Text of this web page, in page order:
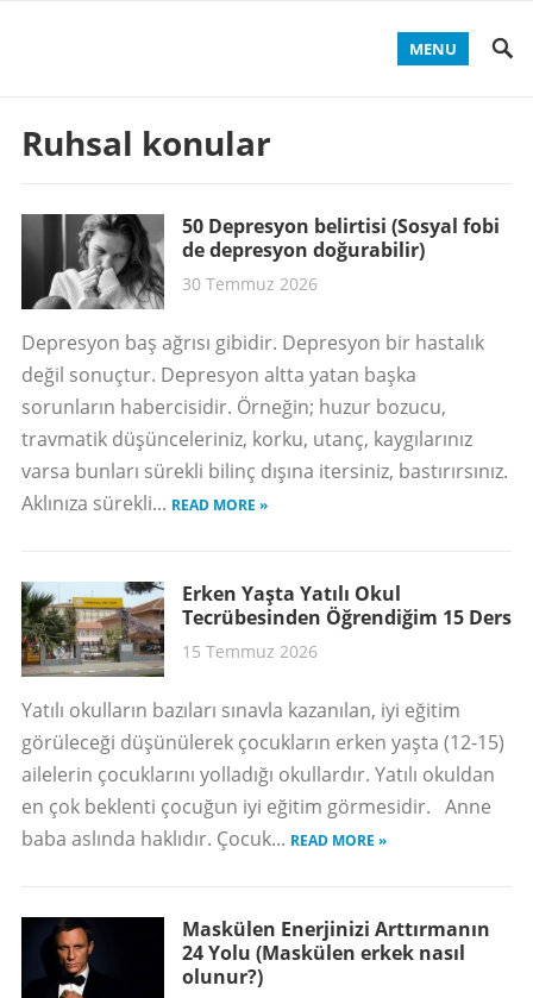
MENU
Ruhsal konular
50 Depresyon belirtisi (Sosyal fobi
de depresyon doğurabilir)
30 Temmuz 2026
Depresyon baş ağrısı gibidir. Depresyon bir hastalık
değil sonuçtur. Depresyon altta yatan başka
sorunların habercisidir. Örneğin; huzur bozucu,
travmatik düşünceleriniz, korku, utanç, kaygılarınız
varsa bunları sürekli bilinç dışına itersiniz, bastırırsınız.
Aklınıza sürekli... READ MORE »
Erken Yaşta Yatılı Okul
Tecrübesinden Öğrendiğim 15 Ders
15 Temmuz 2026
Yatılı okulların bazıları sınavla kazanılan, iyi eğitim
görüleceği düşünülerek çocukların erken yaşta (12-15)
ailelerin çocuklarını yolladığı okullardır. Yatılı okuldan
en çok beklenti çocuğun iyi eğitim görmesidir. Anne
baba aslında haklıdır. Çocuk... READ MORE »
Maskülen Enerjinizi Arttırmanın
24 Yolu (Maskülen erkek nasıl
olunur?)